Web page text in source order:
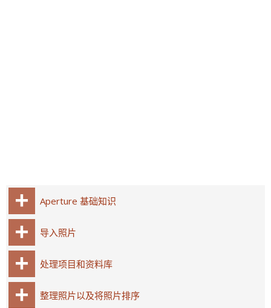
Aperture 基础知识
导入照片
处理项目和资料库
整理照片以及将照片排序